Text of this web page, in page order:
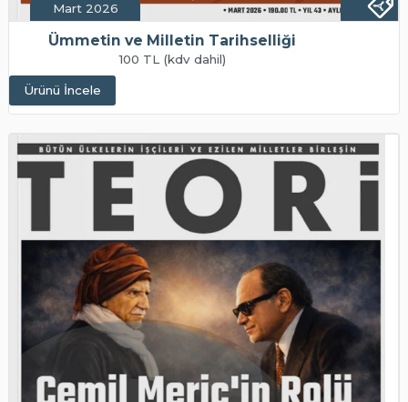
Mart 2026
Ümmetin ve Milletin Tarihselliği
100 TL (kdv dahil)
Ürünü İncele